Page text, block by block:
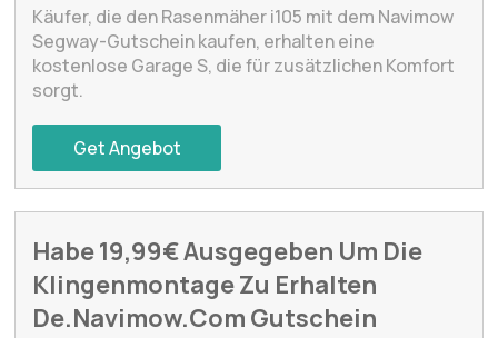
Käufer, die den Rasenmäher i105 mit dem Navimow
Segway-Gutschein kaufen, erhalten eine
kostenlose Garage S, die für zusätzlichen Komfort
sorgt.
Get Angebot
Habe 19,99€ Ausgegeben Um Die
Klingenmontage Zu Erhalten
De.Navimow.Com Gutschein